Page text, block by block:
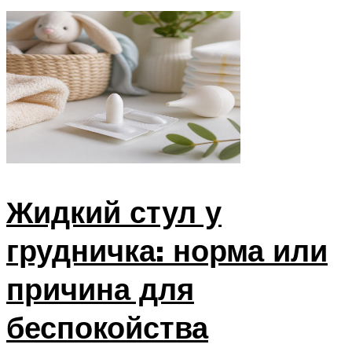
Жидкий стул у
грудничка: норма или
причина для
беспокойства